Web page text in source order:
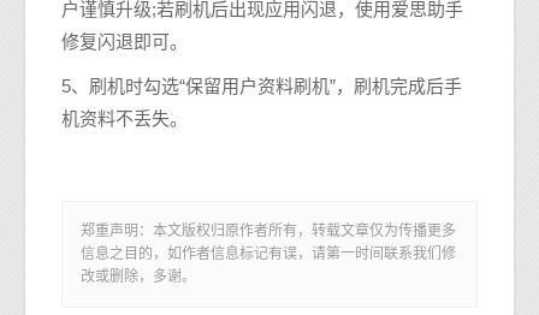
户谨慎升级;若刷机后出现应用闪退，使用爱思助手
修复闪退即可。
5、刷机时勾选“保留用户资料刷机”，刷机完成后手
机资料不丢失。
郑重声明：本文版权归原作者所有，转载文章仅为传播更多
信息之目的，如作者信息标记有误，请第一时间联系我们修
改或删除，多谢。